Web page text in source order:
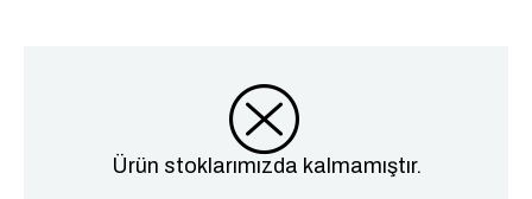
Ürün stoklarımızda kalmamıştır.